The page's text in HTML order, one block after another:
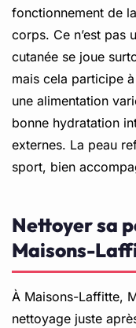
fonctionnement de
corps. Ce n’est pas
cutanée se joue
mais cela participe
une alimentation
bonne hydratation
externes. La peau
sport, bien
Nettoyer sa
Maisons-
À Maisons-Laffitte,
nettoyage juste